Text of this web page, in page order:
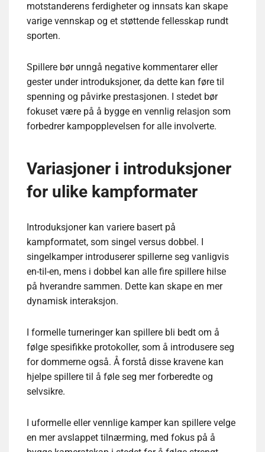
motstanderens ferdigheter og innsats kan skape
varige vennskap og et støttende fellesskap rundt
sporten.
Spillere bør unngå negative kommentarer eller
gester under introduksjoner, da dette kan føre til
spenning og påvirke prestasjonen. I stedet bør
fokuset være på å bygge en vennlig relasjon som
forbedrer kampopplevelsen for alle involverte.
Variasjoner i introduksjoner
for ulike kampformater
Introduksjoner kan variere basert på
kampformatet, som singel versus dobbel. I
singelkamper introduserer spillerne seg vanligvis
en-til-en, mens i dobbel kan alle fire spillere hilse
på hverandre sammen. Dette kan skape en mer
dynamisk interaksjon.
I formelle turneringer kan spillere bli bedt om å
følge spesifikke protokoller, som å introdusere seg
for dommerne også. Å forstå disse kravene kan
hjelpe spillere til å føle seg mer forberedte og
selvsikre.
I uformelle eller vennlige kamper kan spillere velge
en mer avslappet tilnærming, med fokus på å